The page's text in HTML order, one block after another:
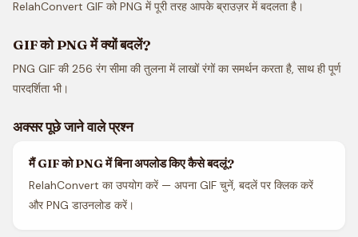
RelahConvert GIF को PNG में पूरी तरह आपके ब्राउज़र में बदलता है।
GIF को PNG में क्यों बदलें?
PNG GIF की 256 रंग सीमा की तुलना में लाखों रंगों का समर्थन करता है, साथ ही पूर्ण
पारदर्शिता भी।
अक्सर पूछे जाने वाले प्रश्न
मैं GIF को PNG में बिना अपलोड किए कैसे बदलूं?
RelahConvert का उपयोग करें — अपना GIF चुनें, बदलें पर क्लिक करें
और PNG डाउनलोड करें।